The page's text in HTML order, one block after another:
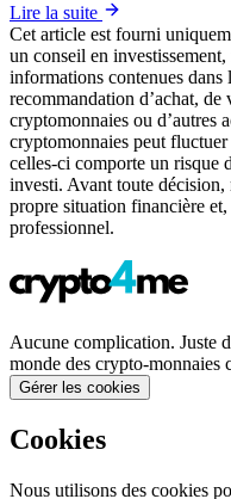
Lire la suite
Cet article est fourni
un conseil en
informations contenues dans
recommandation d’achat, de
cryptomonnaies ou d’autres
cryptomonnaies peut
celles-ci comporte un risque
investi. Avant toute décision,
propre situation financière
professionnel.
Aucune complication. Juste
monde des crypto-monnaies
Gérer les cookies
Cookies
Nous utilisons des cookies